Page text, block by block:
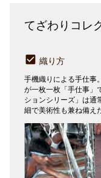
てざわりコレ
織り方
手機織りによる手仕事
が一枚一枚「手仕事」
ションシリーズ」は通
細で美術性も兼ね備え